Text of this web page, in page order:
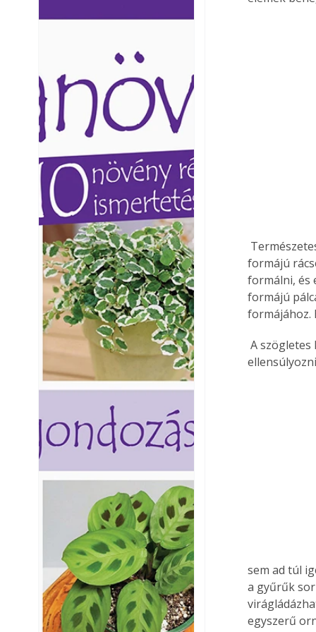
formájú
formálni, és
formájú
formájához.
A szögletes keretek merevségét az íves pálcák elütő, kontrasztos festésével is
sem ad túl
a gyűrűk
egyszerű